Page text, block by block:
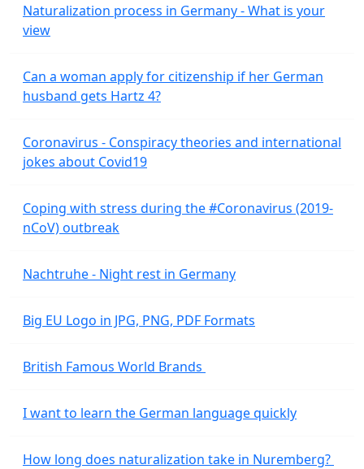
Naturalization process in Germany - What is your
view
Can a woman apply for citizenship if her German
husband gets Hartz 4?
Coronavirus - Conspiracy theories and international
jokes about Covid19
Coping with stress during the #Coronavirus (2019-
nCoV) outbreak
Nachtruhe - Night rest in Germany
Big EU Logo in JPG, PNG, PDF Formats
British Famous World Brands
I want to learn the German language quickly
How long does naturalization take in Nuremberg?